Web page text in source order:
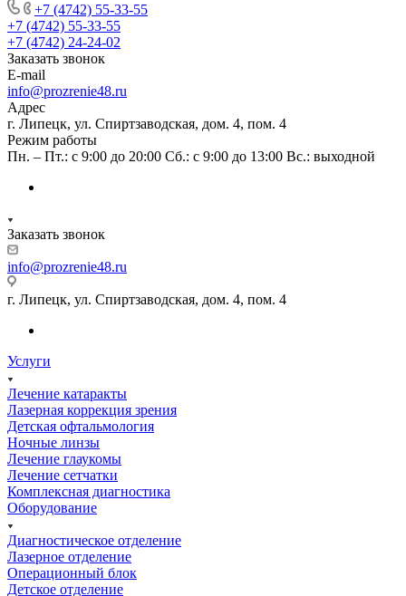
+7 (4742) 55-33-55
+7 (4742) 55-33-55
+7 (4742) 24-24-02
Заказать звонок
E-mail
info@prozrenie48.ru
Адрес
г. Липецк, ул. Спиртзаводская, дом. 4, пом. 4
Режим работы
Пн. – Пт.: с 9:00 до 20:00 Сб.: с 9:00 до 13:00 Вс.: выходной
Заказать звонок
info@prozrenie48.ru
г. Липецк, ул. Спиртзаводская, дом. 4, пом. 4
Услуги
Лечение катаракты
Лазерная коррекция зрения
Детская офтальмология
Ночные линзы
Лечение глаукомы
Лечение сетчатки
Комплексная диагностика
Оборудование
Диагностическое отделение
Лазерное отделение
Операционный блок
Детское отделение